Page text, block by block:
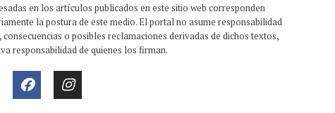
en los artículos publicados en este sitio web corresponden
la postura de este medio. El portal no asume responsabilidad
o posibles reclamaciones derivadas de dichos textos,
responsabilidad de quienes los firman.